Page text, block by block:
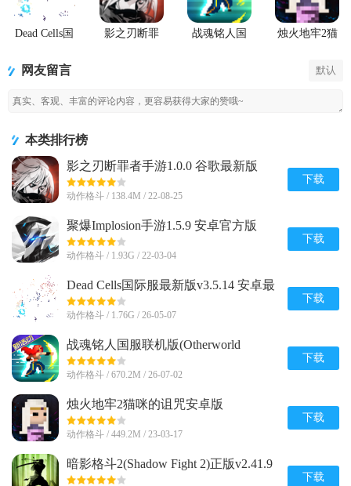
Dead Cells国
影之刃断罪
战魂铭人国
烛火地牢2猫
(Tallowmere2)
网友留言 默认
本类排行榜
影之刃断罪者手游1.0.0 谷歌最新版
动作格斗 / 138.4M / 22-08-25
下载
聚爆Implosion手游1.5.9 安卓官方版
动作格斗 / 1.93G / 22-03-04
下载
Dead Cells国际服最新版v3.5.14 安卓最
新版
动作格斗 / 1.76G / 26-05-07
下载
战魂铭人国服联机版(Otherworld
Legends)v3.3.1 最新版
动作格斗 / 670.2M / 26-07-02
下载
烛火地牢2猫咪的诅咒安卓版
(Tallowmere2)v0.3.7n中文联机版
动作格斗 / 449.2M / 23-03-17
下载
暗影格斗2(Shadow Fight 2)正版v2.41.9
官方版
下载